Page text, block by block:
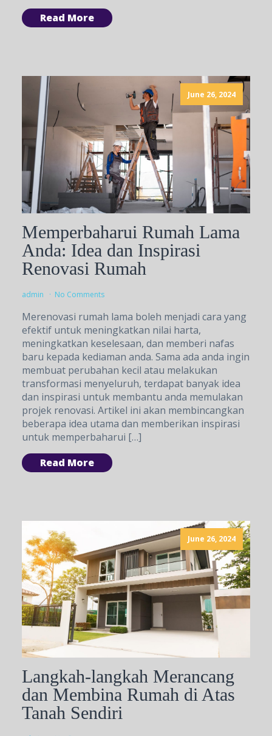
Read More
June 26, 2024
Memperbaharui Rumah Lama
Anda: Idea dan Inspirasi
Renovasi Rumah
admin No Comments
Merenovasi rumah lama boleh menjadi cara yang
efektif untuk meningkatkan nilai harta,
meningkatkan keselesaan, dan memberi nafas
baru kepada kediaman anda. Sama ada anda ingin
membuat perubahan kecil atau melakukan
transformasi menyeluruh, terdapat banyak idea
dan inspirasi untuk membantu anda memulakan
projek renovasi. Artikel ini akan membincangkan
beberapa idea utama dan memberikan inspirasi
untuk memperbaharui […]
Read More
June 26, 2024
Langkah-langkah Merancang
dan Membina Rumah di Atas
Tanah Sendiri